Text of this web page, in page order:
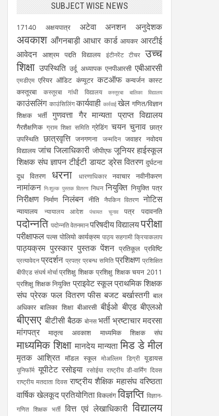
SUBJECT WISE NEWS
17140 अक्षयपात्र अटेवा अनशन अनुदेशक
अवकाश आँगनबाड़ी आधार कार्ड आयकर आरटीई
आवेदन आश्रम पद्दति विद्यालय इंटीनरेंट टीचर उच्च
शिक्षा उपस्थिति उर्दू अध्यापक एनपीआरसी एबीआरसी
एमडीएम एरियर ऑडिट कंप्यूटर कटऑफ कन्वर्जन कास्ट
कस्तूरबा
कस्तूरबा गांधी विद्यालय कस्तूरबा बालिका विद्यालय
काउंसलिंग काउंसिलिंग कार्यवाही कार्रवाई खेल गणित/विज्ञान
शिक्षक भर्ती
गुणवत्ता गैर मान्यता प्राप्त विद्यालय
गैरशैक्षणिक ग्राम शिक्षा समिति ग्रेडिंग चयन चुनाव छात्र
उपस्थिति छात्रवृत्ति जनगणना जन्मदिन जवाहर नवोदय
विद्यालय जांच जिलाधिकारी जीपीएफ जूनियर हाईस्कूल
शिक्षक संघ ज्ञापन टीईटी डायट ड्रेस वितरण दुर्घटना
दूध वितरण
धरना धारणाधिकार नवाचार नवीनीकरण
नामांकन निःशुल्क पुस्तक वितरण निधन नियुक्ति नियुक्ति पत्र
निरीक्षण निर्माण निलंबन नीति नैपकिन वितरण नोटिस
न्यायालय न्यायालय आदेश पंचायत चुनाव पत्र पदावनति
पदोन्नति पदोन्नति वेतनमानपरिषदीय विद्यालयपरीक्षा
परीक्षाफल पल्स पोलियो कार्यक्रम पाठ्य सहगामी क्रियाकलाप
पाठ्यक्रम पुरस्कार पुस्तक पेंशन प्रतिकूल प्रविष्टि
प्रत्यावेदन प्रदर्शन प्रपत्र प्रबन्ध समिति प्रशिक्षण प्रशिक्षित
बीपीएड संघर्ष मोर्चा प्रशिक्षु शिक्षक प्रशिक्षु शिक्षक चयन 2011
प्रशिक्षु शिक्षक नियुक्ति प्राइवेट स्कूलप्राथमिक शिक्षक
संघ प्रेरक फल वितरण फीस बजट बर्खास्तगी बाल
अधिकार बालिका शिक्षा बीआरसी बीईओ बीएड बीएलओ
बीएसए बीटीसी बैठक बोनस भर्ती भ्रष्टाचार मदरसा
मांगपत्र
मातृत्व अवकाश माध्यमिक शिक्षक संघ
माध्यमिक शिक्षा मानदेय मान्यता मिड डे मील
मृतक आश्रित मॉडल स्कूल मोअल्लिम डिग्री यूडायस
यूनिफॉर्म यूपीटेट रसोइया रसोईया राष्ट्रीय डी-वार्मिंग दिवस
राष्ट्रीय मतदाता दिवस राष्ट्रीय शैक्षिक महासंघ वरिष्ठता
वार्षिक खेलकूद प्रतियोगिता विकलांग विज्ञप्ति विज्ञान-
गणित शिक्षक भर्ती वित्त एवं लेखाधिकारी विद्यालय